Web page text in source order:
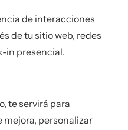
de interacciones
de tu sitio web, redes
in presencial.
te servirá para
personalizar